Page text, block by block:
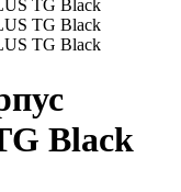
Black